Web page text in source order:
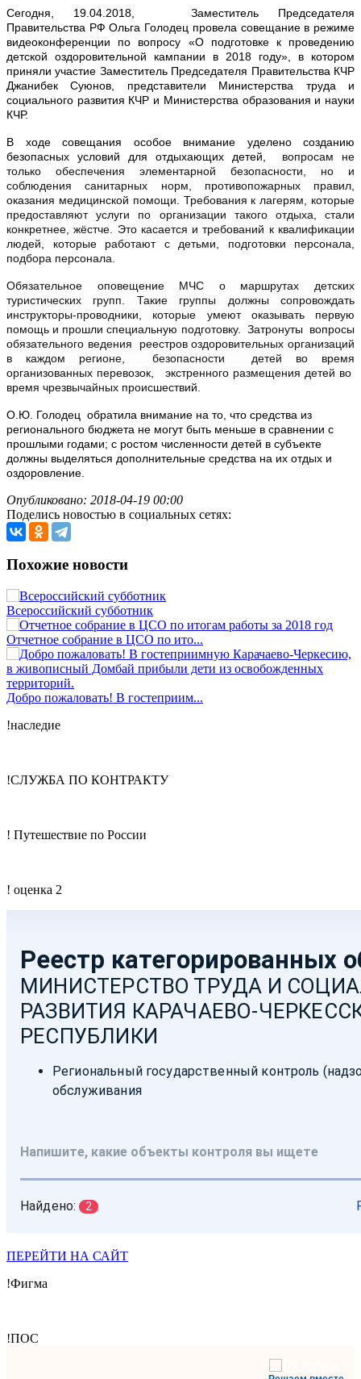
Сегодня, 19.04.2018, Заместитель Председателя
Правительства РФ Ольга Голодец провела совещание в режиме
видеоконференции по вопросу «О подготовке к проведению
детской оздоровительной кампании в 2018 году», в котором
приняли участие Заместитель Председателя Правительства КЧР
Джанибек Суюнов, представители Министерства труда и
социального развития КЧР и Министерства образования и науки
КЧР.
В ходе совещания особое внимание уделено созданию
безопасных условий для отдыхающих детей, вопросам не
только обеспечения элементарной безопасности, но и
соблюдения санитарных норм, противопожарных правил,
оказания медицинской помощи. Требования к лагерям, которые
предоставляют услуги по организации такого отдыха, стали
конкретнее, жёстче. Это касается и требований к квалификации
людей, которые работают с детьми,
подготовки персонала,
подбора персонала
Обязательное оповещение МЧС о маршрутах детских
туристических групп. Такие группы должны сопровождать
инструкторы-проводники, которые умеют оказывать первую
помощь и прошли специальную подготовку. Затронуты вопросы
обязательного ведения реестров оздоровительных организаций
в каждом регионе,
безопасности детей во время
организованных перевозок, экстренного размещения детей во
время чрезвычайных происшествий.
О.Ю. Голодец обратила внимание на то, что средства из
регионального бюджета не могут быть меньше в сравнении с
прошлыми годами; с ростом численности детей в субъекте
должны выделяться дополнительные средства на их отдых и
оздоровление.
Опубликовано: 2018-04-19 00:00
Поделись новостью в социальных сетях:
Похожие новости
Всероссийский субботник
Отчетное собрание в ЦСО по ито...
Добро пожаловать! В гостеприим...
!наследие
!СЛУЖБА ПО КОНТРАКТУ
! Путешествие по России
! оценка 2
ПЕРЕЙТИ НА САЙТ
!Фигма
!ПОС